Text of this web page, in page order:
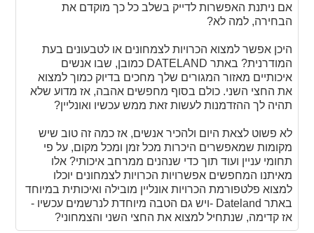
אם ניתנת האפשרות לדייק בשלב כל כך מוקדם את
הבחירה, למה לא?
היכן אפשר למצוא הכרויות לצמחונים או לטבעונים בעת
המודרנית? באתר DATELAND כמובן, שבו אנשים
איכותיים מאזור המגורים שלך מחכים בדיוק כמוך למצוא
את החצי השני. כולם בסוף מחפשים אהבה, אז מדוע שלא
תהיה לך ההזדמנות לעשות זאת ממש עכשיו ואונליין?
לא פשוט לצאת היום ולהכיר אנשים, אז כמה זה טוב שיש
מקומות שמאפשרים היכרות מכל זמן ומכל מקום, על פי
תחומי עניין ועוד תוך כדי שנהנים ממרחב איכותי? אלו
מאיתנו המחפשים אפשרויות הכרויות לצמחונים יוכלו
למצוא פלטפורמת הכרויות אונליין מובילה ואיכותית במיוחד
באתר Dateland -ויש גם הטבה מיוחדת לנרשמים עכשיו -
אז קדימה, שנתחיל למצוא את החצי השני והצמחוני?